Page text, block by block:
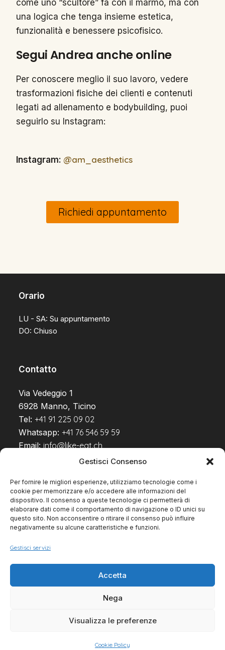
Gestisci Consenso
Per fornire le migliori esperienze, utilizziamo tecnologie come i
cookie per memorizzare e/o accedere alle informazioni del
dispositivo. Il consenso a queste tecnologie ci permetterà di
elaborare dati come il comportamento di navigazione o ID unici su
questo sito. Non acconsentire o ritirare il consenso può influire
negativamente su alcune caratteristiche e funzioni.
Gestisci servizi
Accetta
Nega
Visualizza le preferenze
Cookie Policy
come uno “scultore” fa con il marmo, ma con
una logica che tenga insieme estetica,
funzionalità e benessere psicofisico.
Segui Andrea anche online
Per conoscere meglio il suo lavoro, vedere
trasformazioni fisiche dei clienti e contenuti
legati ad allenamento e bodybuilding, puoi
seguirlo su Instagram:
Instagram: @am_aesthetics
Richiedi appuntamento
Orario
LU - SA: Su appuntamento
DO: Chiuso
Contatto
Via Vedeggio 1
6928 Manno, Ticino
Tel:+41 91 225 09 02
Whatsapp:+41 76 546 59 59
Email: info@like-eat.ch
Seguici su
Cookie Policy
Copyright 2025 - Powered by Like-Eat